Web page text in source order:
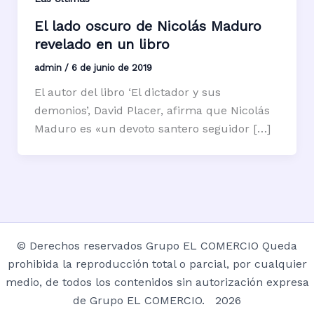
El lado oscuro de Nicolás Maduro
revelado en un libro
admin / 6 de junio de 2019
El autor del libro ‘El dictador y sus
demonios’, David Placer, afirma que Nicolás
Maduro es «un devoto santero seguidor […]
© Derechos reservados Grupo EL COMERCIO Queda
prohibida la reproducción total o parcial, por cualquier
medio, de todos los contenidos sin autorización expresa
de Grupo EL COMERCIO. 2026